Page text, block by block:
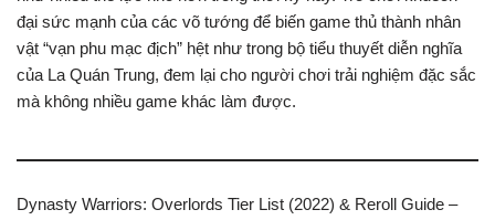
đại sức mạnh của các võ tướng để biến game thủ thành nhân
vật “vạn phu mạc địch” hệt như trong bộ tiểu thuyết diễn nghĩa
của La Quán Trung, đem lại cho người chơi trải nghiệm đặc sắc
mà không nhiều game khác làm được.
Dynasty Warriors: Overlords Tier List (2022) & Reroll Guide –